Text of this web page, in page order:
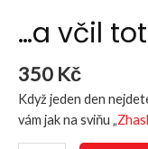
…a včil
350 Kč
Když jeden den
vám jak na sviňu „